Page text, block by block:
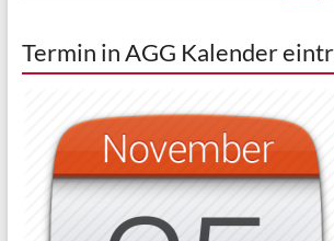
Termin in AGG Kalender